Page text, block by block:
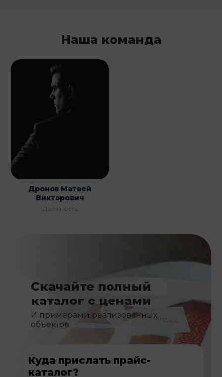
Наша команда
Дронов Матвей
Викторович
Должность
Скачайте полный
каталог с ценами
И примерами реализованных
объектов
Куда прислать прайс-
каталог?